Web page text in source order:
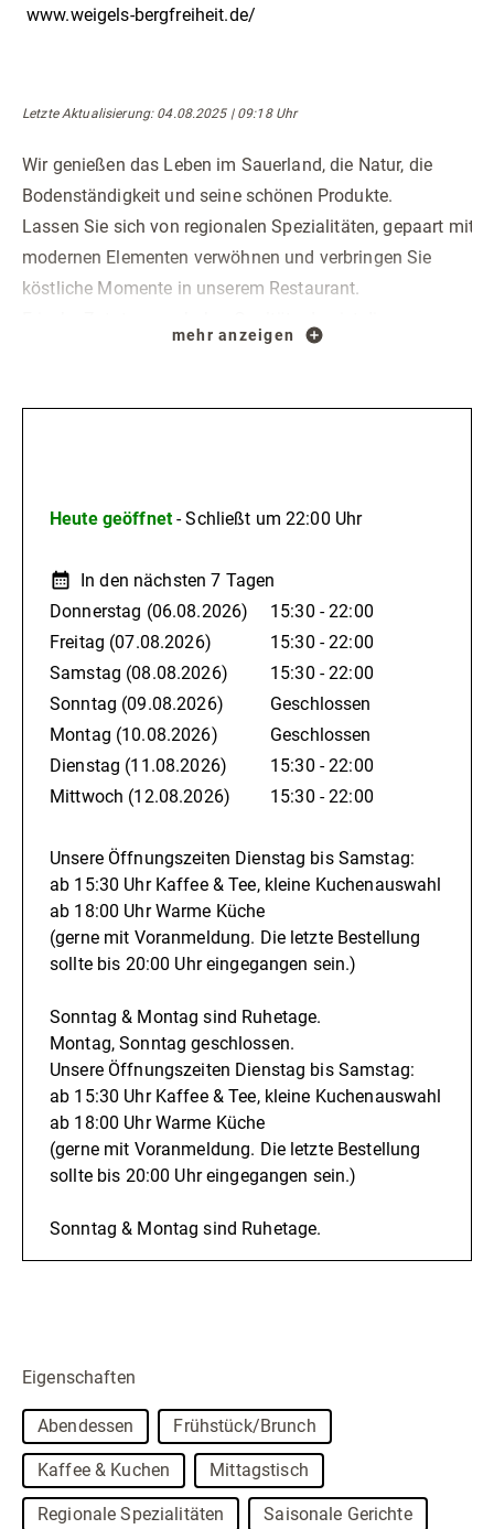
www.weigels-bergfreiheit.de/
Letzte Aktualisierung: 04.08.2025 | 09:18 Uhr
Wir genießen das Leben im Sauerland, die Natur, die
Bodenständigkeit und seine schönen Produkte.
Lassen Sie sich von regionalen Spezialitäten, gepaart mit
modernen Elementen verwöhnen und verbringen Sie
köstliche Momente in unserem Restaurant.
Philosophie unseres Restaurants.
ab 15:30 Uhr Kaffee & Tee, kleine Kuchenauswahl
Sonntag & Montag sind Ruhetage.
mehr anzeigen
Heute geöffnet- Schließt um 22:00 Uhr
In den nächsten 7 Tagen
Donnerstag (06.08.2026)
15:30 - 22:00
Freitag (07.08.2026)
15:30 - 22:00
Samstag (08.08.2026)
15:30 - 22:00
Sonntag (09.08.2026)
Geschlossen
Montag (10.08.2026)
Geschlossen
Dienstag (11.08.2026)
15:30 - 22:00
Mittwoch (12.08.2026) 15:30 - 22:00
Unsere Öffnungszeiten Dienstag bis Samstag:
ab 15:30 Uhr Kaffee & Tee, kleine Kuchenauswahl
ab 18:00 Uhr Warme Küche
(gerne mit Voranmeldung. Die letzte Bestellung
sollte bis 20:00 Uhr eingegangen sein.)
Sonntag & Montag sind Ruhetage.
Montag, Sonntag geschlossen.
Unsere Öffnungszeiten Dienstag bis Samstag:
ab 15:30 Uhr Kaffee & Tee, kleine Kuchenauswahl
ab 18:00 Uhr Warme Küche
(gerne mit Voranmeldung. Die letzte Bestellung
sollte bis 20:00 Uhr eingegangen sein.)
Sonntag & Montag sind Ruhetage.
Eigenschaften
Abendessen Frühstück/Brunch
Kaffee & Kuchen Mittagstisch
Regionale Spezialitäten Saisonale Gerichte